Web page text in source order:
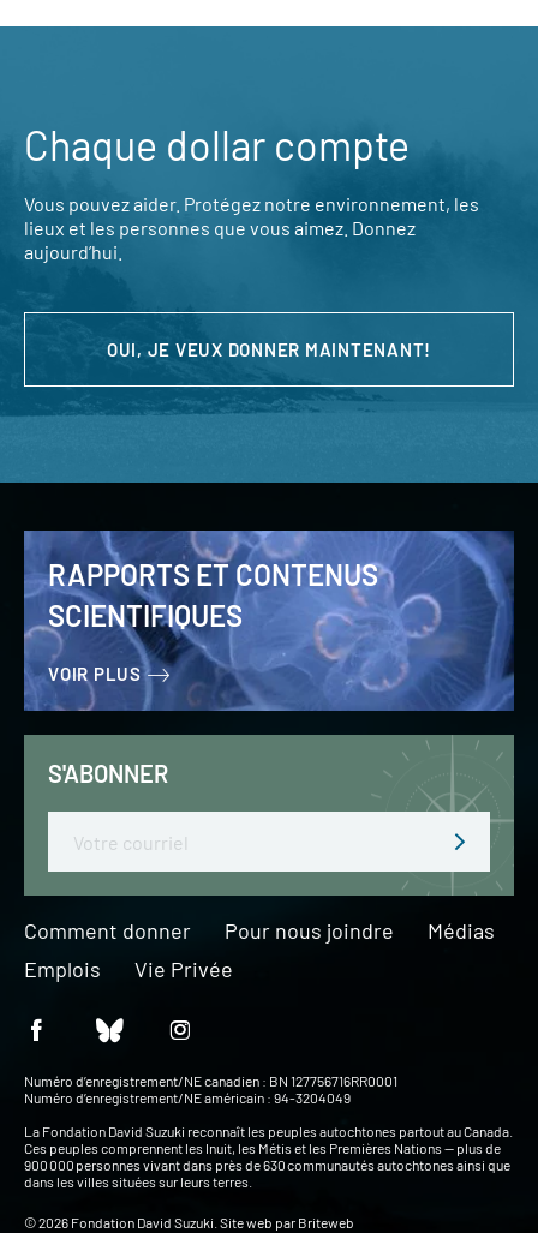
Chaque dollar compte
Vous pouvez aider. Protégez notre environnement, les
lieux et les personnes que vous aimez. Donnez
aujourd’hui.
OUI, JE VEUX DONNER MAINTENANT!
RAPPORTS ET CONTENUS
SCIENTIFIQUES
VOIR PLUS
S'ABONNER
Comment donner Pour nous joindre
Médias
Emplois
Vie Privée
Numéro d’enregistrement/NE canadien : BN 127756716RR0001
Numéro d’enregistrement/NE américain : 94-3204049
La Fondation David Suzuki reconnaît les peuples autochtones partout au Canada.
Ces peuples comprennent les Inuit, les Métis et les Premières Nations — plus de
900 000 personnes vivant dans près de 630 communautés autochtones ainsi que
dans les villes situées sur leurs terres.
© 2026 Fondation David Suzuki. Site web par Briteweb